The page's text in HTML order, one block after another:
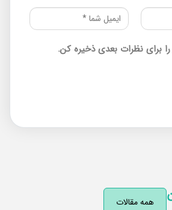
نظرات بعدی ذخیره کن.
همه مقالات